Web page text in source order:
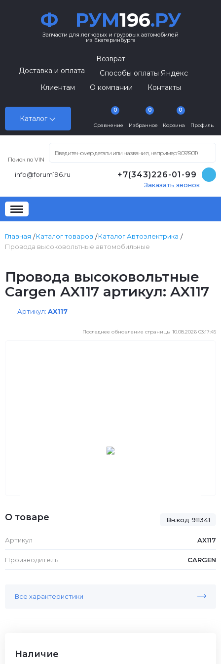
Ф РУМ196.РУ
Запчасти для легковых и грузовых автомобилей
из Екатеринбурга
Каталог
Возврат
Доставка и оплата
Способы оплаты Яндекс
Клиентам
О компании Контакты
Сравнение
0
Избранное
0
Корзина
0
Профиль
Поиск по VIN
info@forum196.ru +7(343)226-01-99
Заказать звонок
Главная Каталог товаров
Каталог Автоэлектрика
Провода высоковольтные автомобильные
Провода высоковольтные
Cargen AX117 артикул: AX117
Артикул: AX117
Последнее обновление страницы 10.08.2026 03:17:45
Вн.код 911341
О товаре
Артикул AX117
Производитель CARGEN
Все характеристики
Наличие